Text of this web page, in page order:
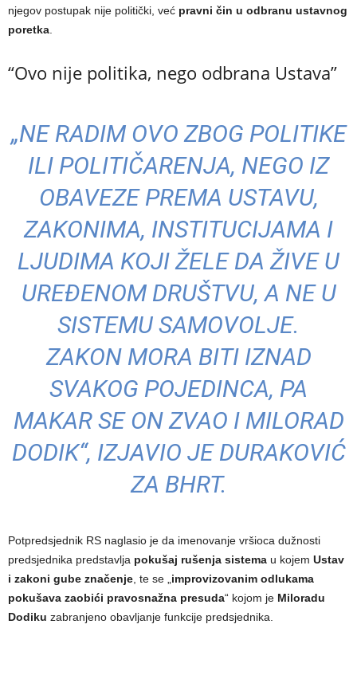
njegov postupak nije politički, već pravni čin u odbranu ustavnog
poretka.
“Ovo nije politika, nego odbrana Ustava”
„NE RADIM OVO ZBOG POLITIKE
ILI POLITIČARENJA, NEGO IZ
OBAVEZE PREMA USTAVU,
ZAKONIMA, INSTITUCIJAMA I
LJUDIMA KOJI ŽELE DA ŽIVE U
UREĐENOM DRUŠTVU, A NE U
SISTEMU SAMOVOLJE.
ZAKON MORA BITI IZNAD
SVAKOG POJEDINCA, PA
MAKAR SE ON ZVAO I MILORAD
DODIK“, IZJAVIO JE DURAKOVIĆ
ZA BHRT.
Potpredsjednik RS naglasio je da imenovanje vršioca dužnosti
predsjednika predstavlja pokušaj rušenja sistema u kojem Ustav
i zakoni gube značenje, te se „improvizovanim odlukama
pokušava zaobići pravosnažna presuda“ kojom je Miloradu
Dodiku zabranjeno obavljanje funkcije predsjednika.